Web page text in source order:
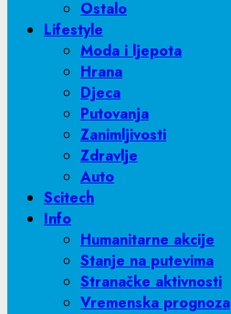
Ostalo
Lifestyle
Moda i ljepota
Hrana
Djeca
Putovanja
Zanimljivosti
Zdravlje
Auto
Scitech
Info
Humanitarne akcije
Stanje na putevima
Stranačke aktivnosti
Vremenska prognoza